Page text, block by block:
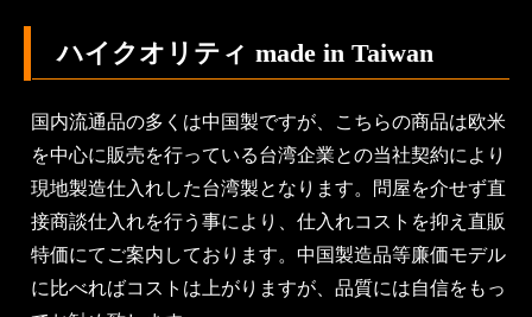
ハイクオリティ made in Taiwan
国内流通品の多くは中国製ですが、こちらの商品は欧米
を中心に販売を行っている台湾企業との当社契約により
現地製造仕入れした台湾製となります。問屋を介せず直
接商談仕入れを行う事により、仕入れコストを抑え直販
特価にてご案内しております。中国製造品等廉価モデル
に比べればコストは上がりますが、品質には自信をもっ